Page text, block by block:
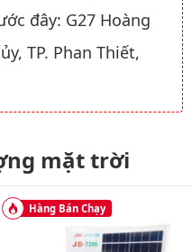
đây: G27 Hoàng
TP. Phan Thiết,
mặt trời
Hàng Bán Chạy